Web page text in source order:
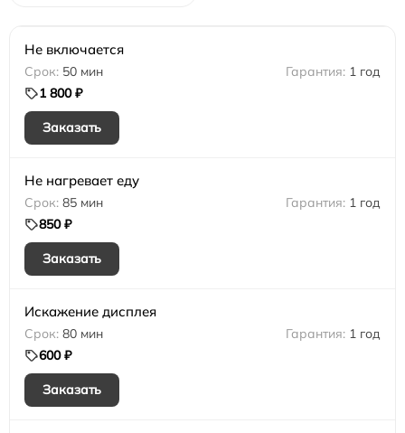
Не включается
50 мин
1 год
1 800 ₽
Заказать
Не нагревает еду
85 мин
1 год
850 ₽
Заказать
Искажение дисплея
80 мин
1 год
600 ₽
Заказать